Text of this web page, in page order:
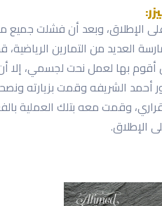
الإطلاق، وبعد أن فشلت جميع
العديد من التمارين
أقوم بها لعمل نحت لجسمي، إلا
الشريفه وقمت بزيارته
وقمت معه بتلك العملية
الإطلاق.